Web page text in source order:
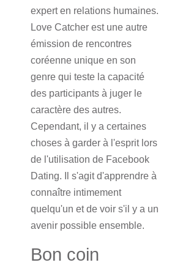
expert en relations humaines.
Love Catcher est une autre
émission de rencontres
coréenne unique en son
genre qui teste la capacité
des participants à juger le
caractère des autres.
Cependant, il y a certaines
choses à garder à l'esprit lors
de l'utilisation de Facebook
Dating. Il s'agit d'apprendre à
connaître intimement
quelqu'un et de voir s'il y a un
avenir possible ensemble.
Bon coin